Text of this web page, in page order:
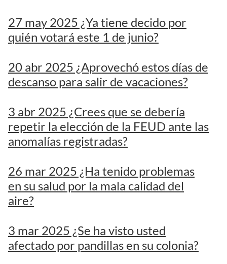
27 may 2025 ¿Ya tiene decido por
quién votará este 1 de junio?
20 abr 2025 ¿Aprovechó estos días de
descanso para salir de vacaciones?
3 abr 2025 ¿Crees que se debería
repetir la elección de la FEUD ante las
anomalías registradas?
26 mar 2025 ¿Ha tenido problemas
en su salud por la mala calidad del
aire?
3 mar 2025 ¿Se ha visto usted
afectado por pandillas en su colonia?